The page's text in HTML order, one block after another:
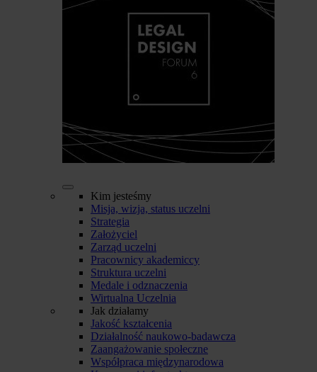
Kim jesteśmy
Misja, wizja, status uczelni
Strategia
Założyciel
Zarząd uczelni
Pracownicy akademiccy
Struktura uczelni
Medale i odznaczenia
Wirtualna Uczelnia
Jak działamy
Jakość kształcenia
Działalność naukowo-badawcza
Zaangażowanie społeczne
Współpraca międzynarodowa